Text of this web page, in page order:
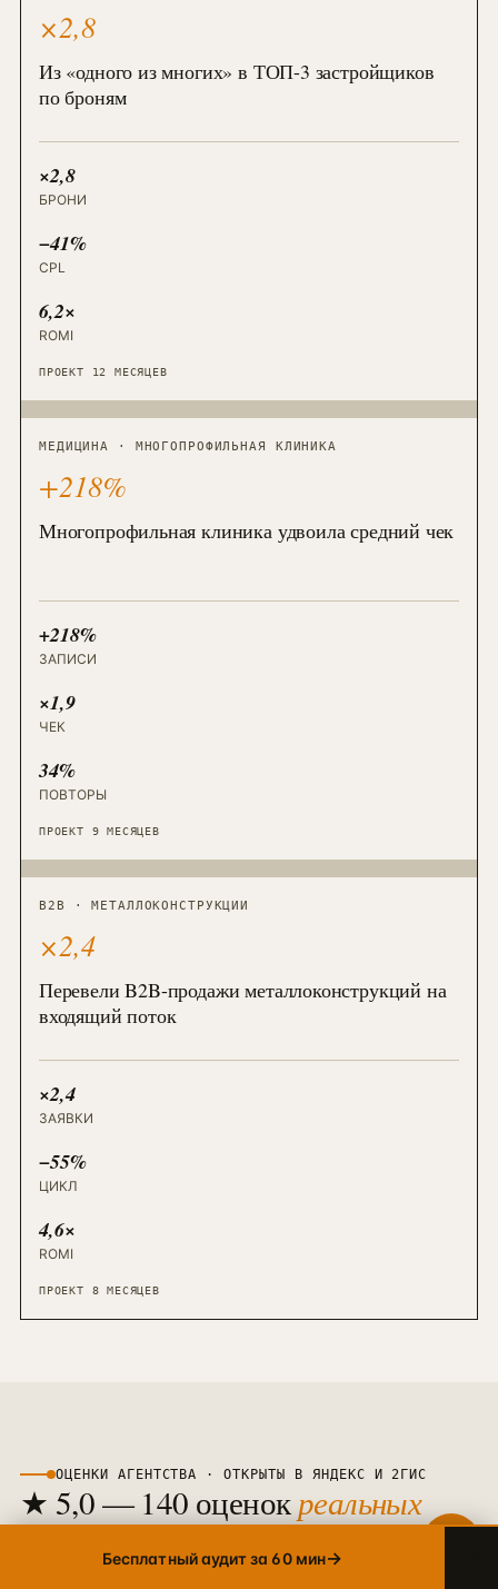
×2,8
Из «одного из многих» в ТОП-3 застройщиков
по броням
×2,8
БРОНИ
−41%
CPL
6,2×
ROMI
ПРОЕКТ 12 МЕСЯЦЕВ
МЕДИЦИНА · МНОГОПРОФИЛЬНАЯ КЛИНИКА
+218%
Многопрофильная клиника удвоила средний чек
+218%
ЗАПИСИ
×1,9
ЧЕК
34%
ПОВТОРЫ
ПРОЕКТ 9 МЕСЯЦЕВ
B2B · МЕТАЛЛОКОНСТРУКЦИИ
×2,4
Перевели B2B-продажи металлоконструкций на
входящий поток
×2,4
ЗАЯВКИ
−55%
ЦИКЛ
4,6×
ROMI
ПРОЕКТ 8 МЕСЯЦЕВ
ОЦЕНКИ АГЕНТСТВА · ОТКРЫТЫ В ЯНДЕКС И 2ГИС
★ 5,0 — 140 оценокреальных
клиентов
MAX
Бесплатный аудит за 60 мин→